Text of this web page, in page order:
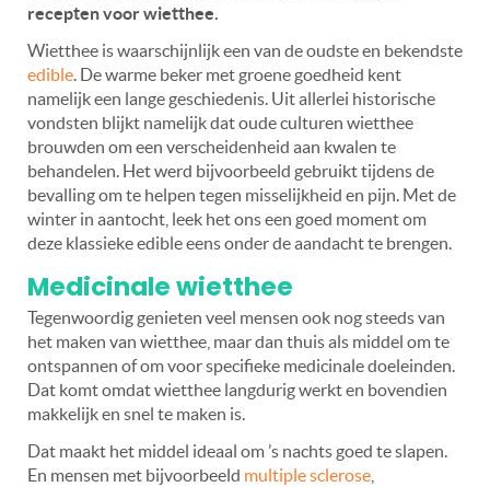
recepten voor wietthee.
Wietthee is waarschijnlijk een van de oudste en bekendste
edible. De warme beker met groene goedheid kent
namelijk een lange geschiedenis. Uit allerlei historische
vondsten blijkt namelijk dat oude culturen wietthee
brouwden om een verscheidenheid aan kwalen te
behandelen. Het werd bijvoorbeeld gebruikt tijdens de
bevalling om te helpen tegen misselijkheid en pijn. Met de
winter in aantocht, leek het ons een goed moment om
deze klassieke edible eens onder de aandacht te brengen.
Medicinale wietthee
Tegenwoordig genieten veel mensen ook nog steeds van
het maken van wietthee, maar dan thuis als middel om te
ontspannen of om voor specifieke medicinale doeleinden.
Dat komt omdat wietthee langdurig werkt en bovendien
makkelijk en snel te maken is.
Dat maakt het middel ideaal om ’s nachts goed te slapen.
En mensen met bijvoorbeeld multiple sclerose